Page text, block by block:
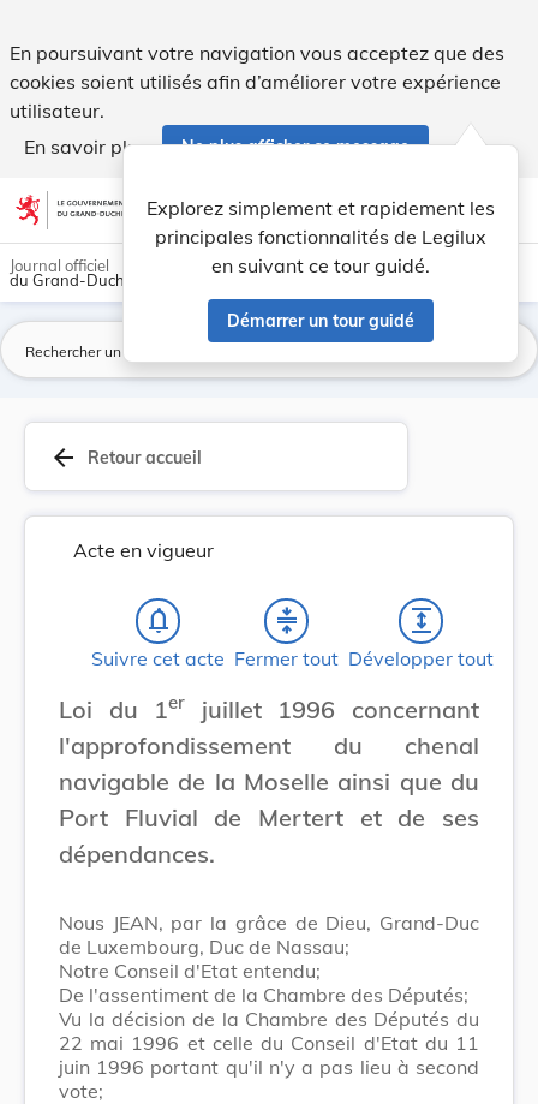
En poursuivant votre navigation vous acceptez que des
cookies soient utilisés afin d’améliorer votre expérience
utilisateur.
En savoir plus
Ne plus afficher ce message
Aller au contenu account_circle help Aide
Explorez simplement et rapidement les
principales fonctionnalités de Legilux
en suivant ce tour guidé.
Démarrer un tour guidé
light_mode dark_mode
Journal officiel
du Grand-Duché de Luxembourg
arrow_back Retour accueil
Acte en vigueur
notifications_none
Suivre cet acte
compress
Fermer tout
expand
Développer tout
Loi du 1er
juillet 1996 concernant
l'approfondissement du chenal
navigable de la Moselle ainsi que du
Port Fluvial de Mertert et de ses
dépendances.
Nous JEAN, par la grâce de Dieu, Grand-Duc
de Luxembourg, Duc de Nassau;
Notre Conseil d'Etat entendu;
De l'assentiment de la Chambre des Députés;
Vu la décision de la Chambre des Députés du
22 mai 1996 et celle du Conseil d'Etat du 11
juin 1996 portant qu'il n'y a pas lieu à second
vote;